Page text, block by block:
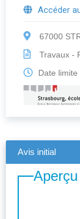
Accéder
67000
Travaux -
Date
Avis initial